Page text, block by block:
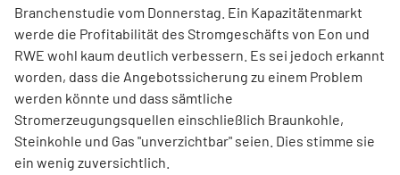
Branchenstudie vom Donnerstag. Ein Kapazitätenmarkt
werde die Profitabilität des Stromgeschäfts von Eon und
RWE wohl kaum deutlich verbessern. Es sei jedoch erkannt
worden, dass die Angebotssicherung zu einem Problem
werden könnte und dass sämtliche
Stromerzeugungsquellen einschließlich Braunkohle,
Steinkohle und Gas "unverzichtbar" seien. Dies stimme sie
ein wenig zuversichtlich.